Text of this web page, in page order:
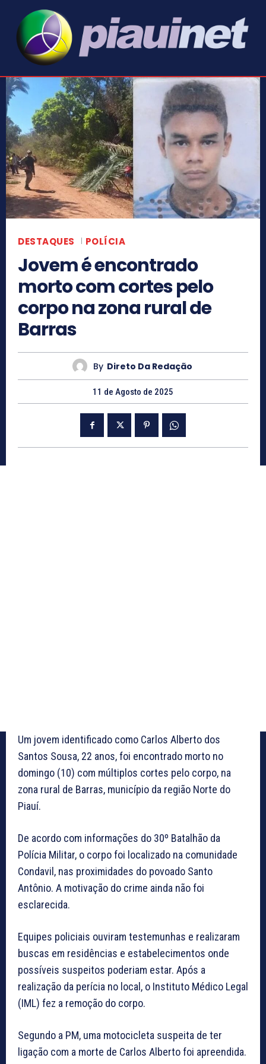
DESTAQUES POLÍCIA
Jovem é encontrado
morto com cortes pelo
corpo na zona rural de
Barras
By Direto Da Redação
11 de Agosto de 2025
Um jovem identificado como Carlos Alberto dos
Santos Sousa, 22 anos, foi encontrado morto no
domingo (10) com múltiplos cortes pelo corpo, na
zona rural de Barras, município da região Norte do
Piauí.
De acordo com informações do 30º Batalhão da
Polícia Militar, o corpo foi localizado na comunidade
Condavil, nas proximidades do povoado Santo
Antônio. A motivação do crime ainda não foi
esclarecida.
Equipes policiais ouviram testemunhas e realizaram
buscas em residências e estabelecimentos onde
possíveis suspeitos poderiam estar. Após a
realização da perícia no local, o Instituto Médico Legal
(IML) fez a remoção do corpo.
Segundo a PM, uma motocicleta suspeita de ter
ligação com a morte de Carlos Alberto foi apreendida.